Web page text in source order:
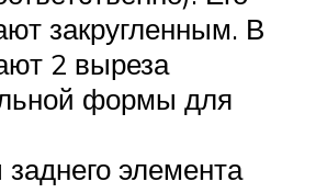
закругленным. В
2 выреза
формы для
элемента